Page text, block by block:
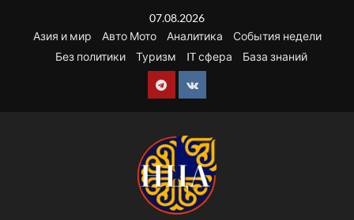
содержимому
07.08.2026
Азия и мир
Авто Мото Аналитика
События недели
Без политики
Туризм IT сфера База знаний
Telegram
VK